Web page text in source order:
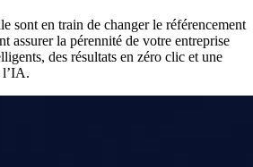
sont en train de changer le référencement
assurer la pérennité de votre entreprise
des résultats en zéro clic et une
l’IA.